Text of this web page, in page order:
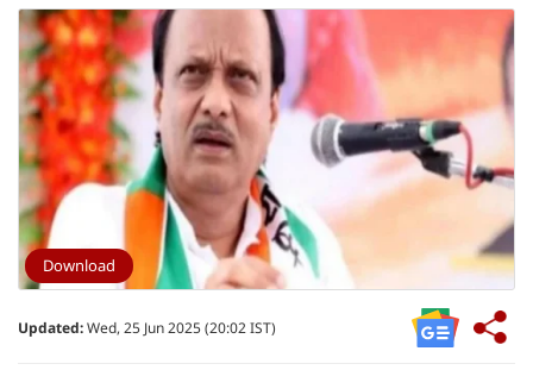
Download
Updated:Wed, 25 Jun 2025 (20:02 IST)